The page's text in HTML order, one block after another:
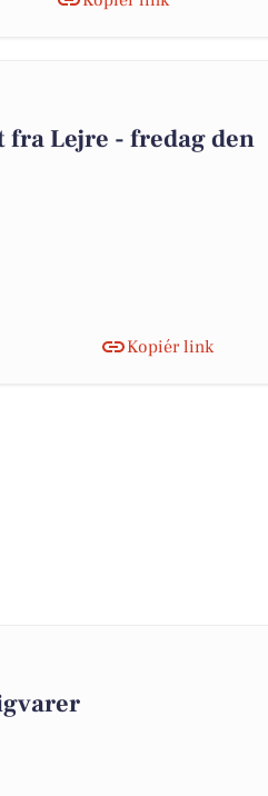
Lejre - fredag den
Kopiér link